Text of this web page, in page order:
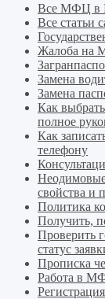
Все МФЦ в
Все статьи
Жалоба на
Замена
Замена
Как
полное
Как
телефону
свойства и
Политика
Получить,
Проверить
статус
Прописка
Работа в